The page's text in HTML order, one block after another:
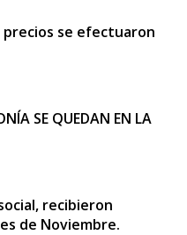
se efectuaron
SE QUEDAN EN LA
recibieron
de Noviembre.